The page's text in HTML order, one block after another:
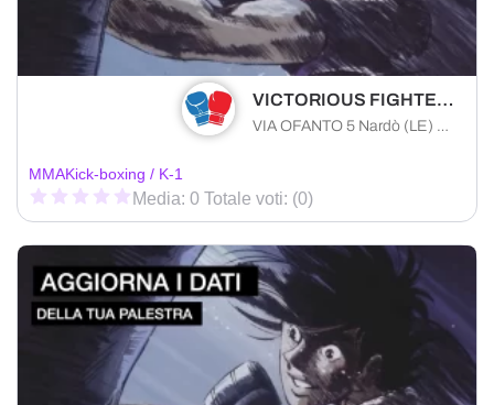
VICTORIOUS FIGHTERS TEAM A.S.D.
VIA OFANTO 5 Nardò (LE) 73048 , Puglia
MMAKick-boxing / K-1
Media: 0 Totale voti: (0)